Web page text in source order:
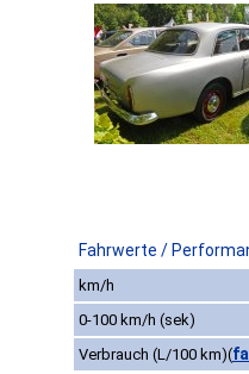
Fahrwerte /
km/h
0-100 km/h (sek)
Verbrauch (L/100 km)(